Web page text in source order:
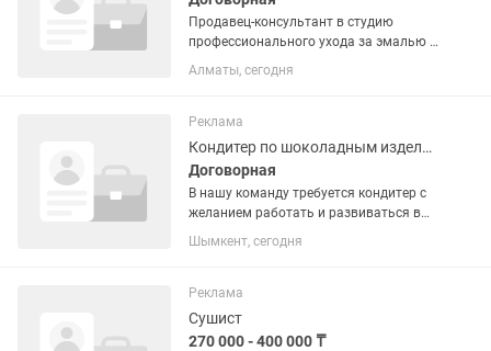
Продавец-консультант в студию
профессионального ухода за эмалью и
деснами В современную студию ухода
за эмалью и деснами (при
Алматы, сегодня
Реклама
Кондитер по шоколадным изделиям
Договорная
В нашу команду требуется кондитер с
желанием работать и развиваться в
сфере полезных десертов.
Обязанности: Приготовление десертов
Поддержание чистоты на рабочем...
Шымкент, сегодня
Реклама
Сушист
270 000 - 400 000 ₸